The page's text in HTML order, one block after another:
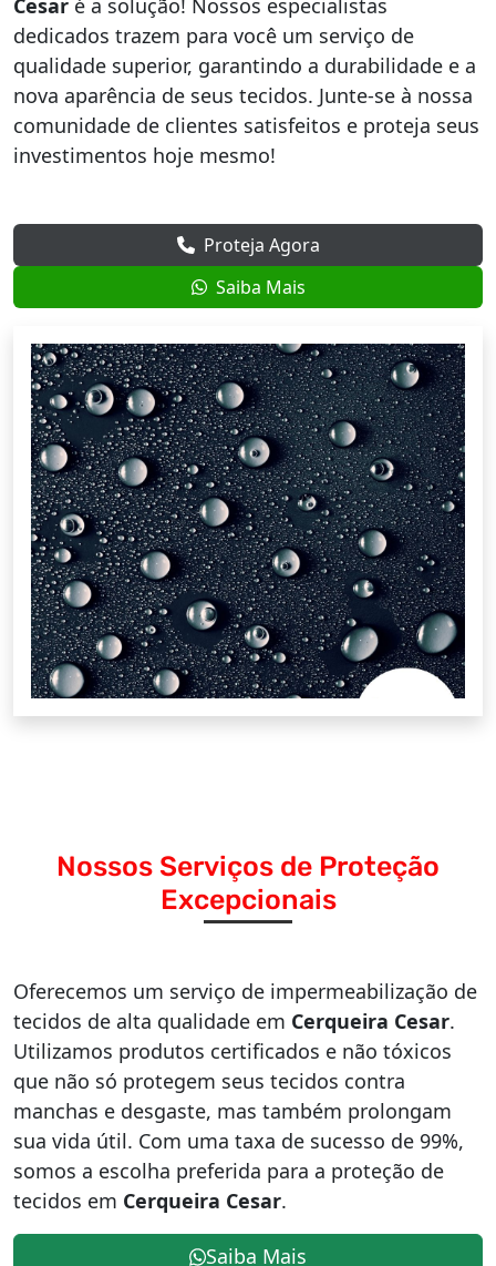
Cesar é a solução! Nossos especialistas
dedicados trazem para você um serviço de
qualidade superior, garantindo a durabilidade e a
nova aparência de seus tecidos. Junte-se à nossa
comunidade de clientes satisfeitos e proteja seus
investimentos hoje mesmo!
Proteja Agora
Saiba Mais
Nossos Serviços de Proteção
Excepcionais
Oferecemos um serviço de impermeabilização de
tecidos de alta qualidade em Cerqueira Cesar.
Utilizamos produtos certificados e não tóxicos
que não só protegem seus tecidos contra
manchas e desgaste, mas também prolongam
sua vida útil. Com uma taxa de sucesso de 99%,
somos a escolha preferida para a proteção de
tecidos em Cerqueira Cesar.
Saiba Mais